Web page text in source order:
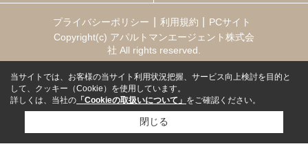
プライバシーポリシー 利用規約
PCサイト
Copyright(c) アパルトマンエージェント株式会
社 All rights reserved.
当サイトでは、お客様の当サイト利用状況把握、サービス向上検討を目的と
して、クッキー（Cookie）を使用しています。
詳しくは、当社の 「Cookieの取扱いについて」 をご確認ください。
閉じる